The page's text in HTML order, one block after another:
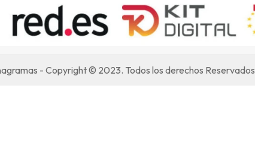
- Copyright © 2023. Todos los derechos Reservados